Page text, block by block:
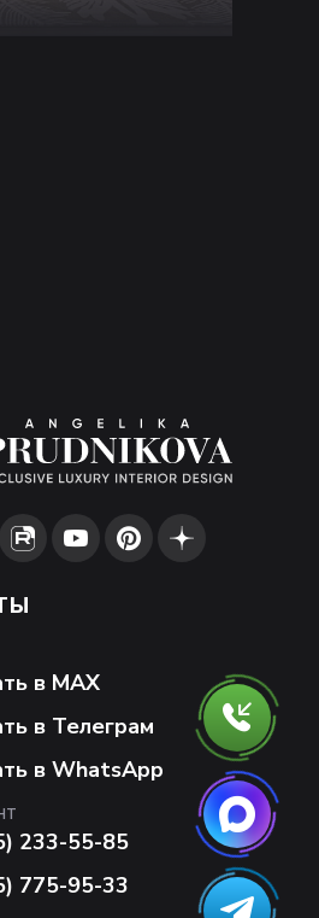
в MAX
в Телеграм
в WhatsApp
233-55-85
775-95-33